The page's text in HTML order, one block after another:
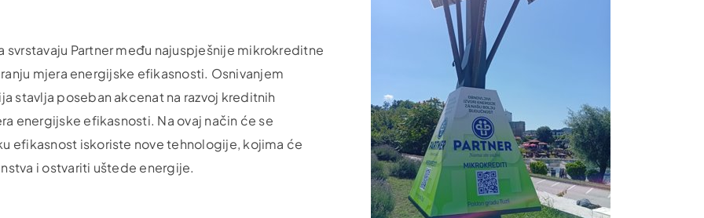
Partner među najuspješnije mikrokreditne
mjera energijske efikasnosti. Osnivanjem
stavlja poseban akcenat na razvoj kreditnih
energijske efikasnosti. Na ovaj način će se
efikasnost iskoriste nove tehnologije, kojima će
i ostvariti uštede energije.